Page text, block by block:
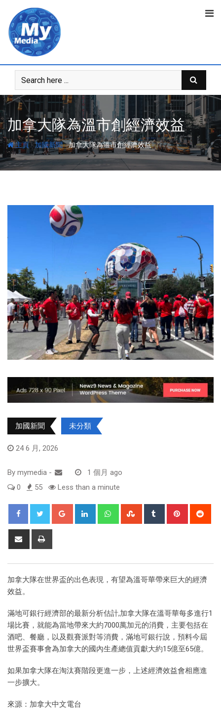
加拿大隊為溫市創經濟效益
主頁-加國新聞-加拿大隊為溫市創經濟效益
加國新聞 未分類
24 6 月, 2026
By mymedia -
1 個月 ago
0
55 Less than a minute
加拿大隊在世界盃的出色表現，有望為溫哥華帶來巨大的經濟
效益。
滿地可銀行經濟部的最新分析估計,加拿大隊在溫哥華每多進行1
場比賽，就能為當地帶來大約7000萬加元的消費，主要包括在
酒吧、餐廳，以及觀賽派對等消費，滿地可銀行說，預料今屆
世界盃賽事會為加拿大的國內生產總值貢獻大約15億至65億。
如果加拿大隊在淘汰賽階段更進一步，上述經濟效益會相應進
一步擴大。
來源：加拿大中文電台